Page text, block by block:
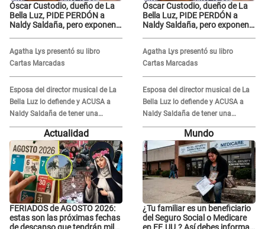
Óscar Custodio, dueño de La
Bella Luz, PIDE PERDÓN a
Naldy Saldaña, pero exponen
grabar"
Agatha Lys presentó su libro
Cartas Marcadas
Esposa del director musical de La
Bella Luz lo defiende y ACUSA a
Naldy Saldaña de tener una
relación con él y otros integrantes
Óscar Custodio, dueño de La
Bella Luz, PIDE PERDÓN a
Naldy Saldaña, pero exponen
grabar"
Agatha Lys presentó su libro
Cartas Marcadas
Esposa del director musical de La
Bella Luz lo defiende y ACUSA a
Naldy Saldaña de tener una
relación con él y otros integrantes
Actualidad
FERIADOS de AGOSTO 2026:
estas son las próximas fechas
Mundo
¿Tu familiar es un beneficiario
del Seguro Social o Medicare